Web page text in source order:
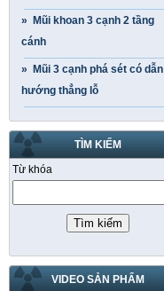
» Mũi khoan 3 cạnh 2 tầng
cánh
» Mũi 3 cạnh phá sét có dẫn
hướng thẳng lỗ
TÌM KIẾM
Từ khóa
VIDEO SẢN PHẨM